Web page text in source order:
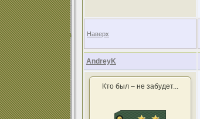
Наверх
AndreyK
Кто был – не забудет...